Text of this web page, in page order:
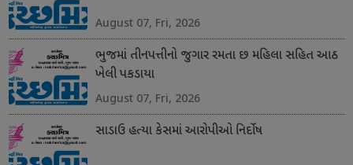
August 07, Fri, 2026
ભુજમાં તીનપત્તીનો જુગાર રમતા છ મહિલા સહિત આઠ
ખેલી પકડાયા
August 07, Fri, 2026
સાડાઉ હત્યા કેસમાં આરોપીઓ નિર્દોષ